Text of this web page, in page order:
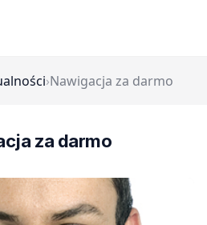
›Nawigacja za darmo
za darmo